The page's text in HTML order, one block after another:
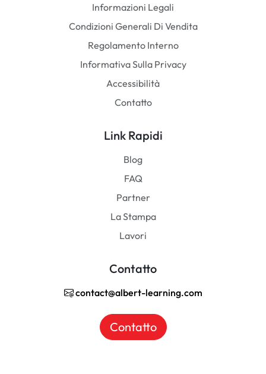
Informazioni Legali
Condizioni Generali Di Vendita
Regolamento Interno
Informativa Sulla Privacy
Accessibilità
Contatto
Link Rapidi
Blog
FAQ
Partner
La Stampa
Lavori
Contatto
contact@albert-learning.com
Contatto